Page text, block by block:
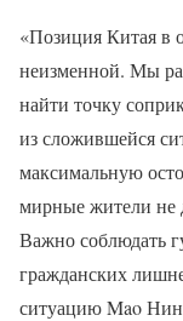
«Позиция Китая в
неизменной. Мы
найти точку
из сложившейся
максимальную
мирные жители не
Важно соблюдать
гражданских
ситуацию Mao